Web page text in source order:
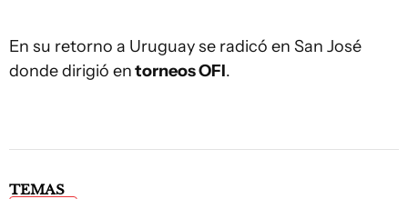
En su retorno a Uruguay se radicó en San José
donde dirigió entorneos OFI.
TEMAS